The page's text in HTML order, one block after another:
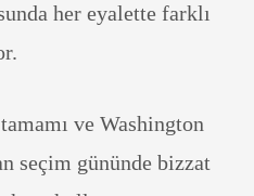
her eyalette farklı
ve Washington
seçim gününde bizzat